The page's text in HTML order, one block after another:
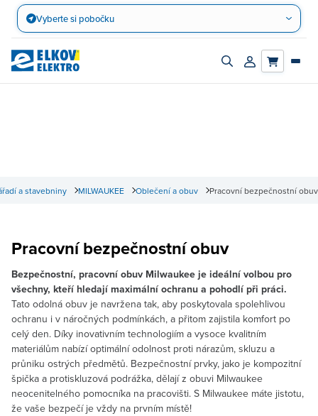
Přejít
obsah
Vyberte si pobočku
Zapnout/vypnout
Přihlásit/
Pracovní bezpečnostní obuv
Oblečení a obuv
MILWAUKEE
a stavebniny
Pracovní bezpečnostní obuv
Bezpečnostní, pracovní obuv Milwaukee je ideální volbou pro
všechny, kteří hledají maximální ochranu a pohodlí při práci.
Tato odolná obuv je navržena tak, aby poskytovala spolehlivou
ochranu i v náročných podmínkách, a přitom zajistila komfort po
celý den. Díky inovativním technologiím a vysoce kvalitním
materiálům nabízí optimální odolnost proti nárazům, skluzu a
průniku ostrých předmětů. Bezpečnostní prvky, jako je kompozitní
špička a protiskluzová podrážka, dělají z obuvi Milwaukee
neocenitelného pomocníka na pracovišti. S Milwaukee máte jistotu,
že vaše bezpečí je vždy na prvním místě!